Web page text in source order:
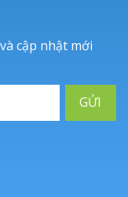
cập nhật mới
GỬI